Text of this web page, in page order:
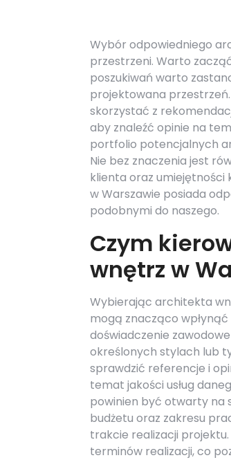
Wybór odpowiedniego
przestrzeni. Warto
poszukiwań warto
projektowana
skorzystać z
aby znaleźć opinie na
portfolio potencjalnych
Nie bez znaczenia jest
klienta oraz
w Warszawie posiada
podobnymi do naszego.
Czym
wnętrz w
Wybierając architekta
mogą znacząco
doświadczenie
określonych stylach lub
sprawdzić referencje i
temat jakości usług
powinien być otwarty na
budżetu oraz zakresu
trakcie realizacji
terminów realizacji, co